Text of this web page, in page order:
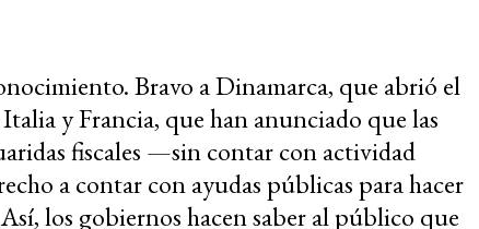
Bravo a Dinamarca, que abrió el
y Francia, que han anunciado que las
fiscales —sin contar con actividad
a contar con ayudas públicas para hacer
los gobiernos hacen saber al público que